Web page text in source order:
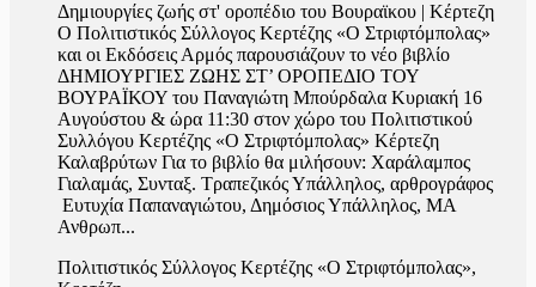
Δημιουργίες ζωής στ' οροπέδιο του Βουραϊκου | Κέρτεζη
Ο Πολιτιστικός Σύλλογος Κερτέζης «Ο Στριφτόμπολας»
και οι Εκδόσεις Αρμός παρουσιάζουν το νέο βιβλίο
ΔΗΜΙΟΥΡΓΙΕΣ ΖΩΗΣ ΣΤ’ ΟΡΟΠΕΔΙΟ ΤΟΥ
ΒΟΥΡΑΪΚΟΥ του Παναγιώτη Μπούρδαλα Κυριακή 16
Αυγούστου & ώρα 11:30 στον χώρο του Πολιτιστικού
Συλλόγου Κερτέζης «Ο Στριφτόμπολας» Κέρτεζη
Καλαβρύτων Για το βιβλίο θα μιλήσουν: Χαράλαμπος
Γιαλαμάς, Συνταξ. Τραπεζικός Υπάλληλος, αρθρογράφος
Ευτυχία Παπαναγιώτου, Δημόσιος Υπάλληλος, ΜΑ
Ανθρωπ...
Πολιτιστικός Σύλλογος Κερτέζης «Ο Στριφτόμπολας»,